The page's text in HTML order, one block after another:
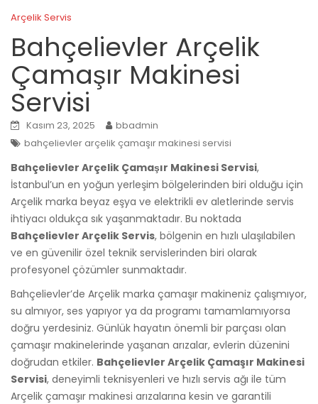
Arçelik Servis
Bahçelievler Arçelik
Çamaşır Makinesi
Servisi
Kasım 23, 2025
bbadmin
bahçelievler arçelik çamaşır makinesi servisi
Bahçelievler Arçelik Çamaşır Makinesi Servisi,
İstanbul’un en yoğun yerleşim bölgelerinden biri olduğu için
Arçelik marka beyaz eşya ve elektrikli ev aletlerinde servis
ihtiyacı oldukça sık yaşanmaktadır. Bu noktada
Bahçelievler Arçelik Servis, bölgenin en hızlı ulaşılabilen
ve en güvenilir özel teknik servislerinden biri olarak
profesyonel çözümler sunmaktadır.
Bahçelievler’de Arçelik marka çamaşır makineniz çalışmıyor,
su almıyor, ses yapıyor ya da programı tamamlamıyorsa
doğru yerdesiniz. Günlük hayatın önemli bir parçası olan
çamaşır makinelerinde yaşanan arızalar, evlerin düzenini
doğrudan etkiler. Bahçelievler Arçelik Çamaşır Makinesi
Servisi, deneyimli teknisyenleri ve hızlı servis ağı ile tüm
Arçelik çamaşır makinesi arızalarına kesin ve garantili